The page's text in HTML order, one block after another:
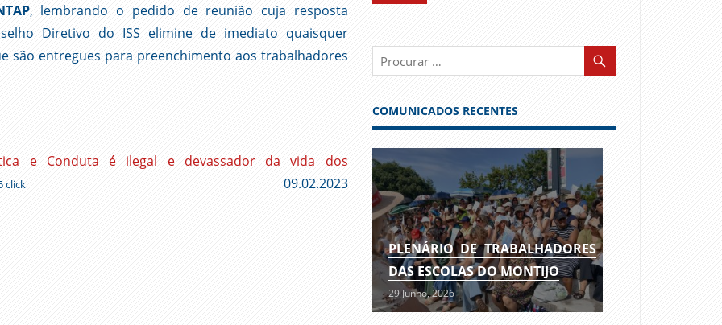
, lembrando o pedido de reunião cuja resposta
Diretivo do ISS elimine de imediato quaisquer
são entregues para preenchimento aos trabalhadores
Ética e Conduta é ilegal e devassador da vida dos
click 09.02.2023
COMUNICADOS RECENTES
PLENÁRIO DE TRABALHADORES
DAS ESCOLAS DO MONTIJO
29 Junho, 2026